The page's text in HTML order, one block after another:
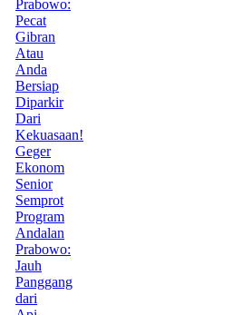
Prabowo:
Pecat
Gibran
Atau
Anda
Bersiap
Diparkir
Dari
Kekuasaan!
Geger
Ekonom
Senior
Semprot
Program
Andalan
Prabowo:
Jauh
Panggang
dari